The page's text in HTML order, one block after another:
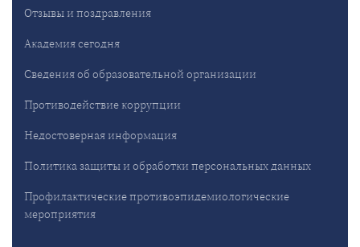
Отзывы и поздравления
Академия сегодня
Сведения об образовательной организации
Противодействие коррупции
Недостоверная информация
Политика защиты и обработки персональных данных
Профилактические противоэпидемиологические
мероприятия